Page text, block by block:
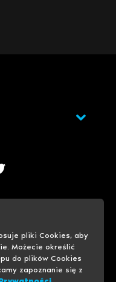
hostingowe
pliki Cookies, aby
Możecie określić
do plików Cookies
zapoznanie się z